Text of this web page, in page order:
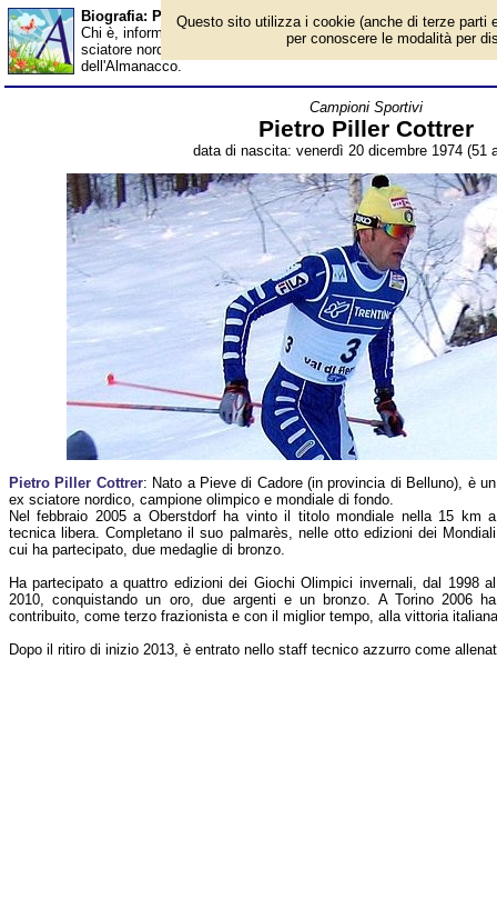
Biografia: Pietro Piller Cottrer - età - Almanacco
Chi è, informazioni, foto, qual è la data di nascita, età, dove è
sciatore nordico italiano, campione olimpico e mondiale di
dell'Almanacco.
Campioni Sportivi
Pietro Piller Cottrer
data di nascita: venerdì 20 dicembre 1974 (51
Pietro Piller Cottrer: Nato a Pieve di Cadore (in provincia di Belluno), è un
ex sciatore nordico, campione olimpico e mondiale di fondo.
Nel febbraio 2005 a Oberstdorf ha vinto il titolo mondiale nella 15 km a
tecnica libera. Completano il suo palmarès, nelle otto edizioni dei Mondiali
cui ha partecipato, due medaglie di bronzo.
Ha partecipato a quattro edizioni dei Giochi Olimpici invernali, dal 1998 al
2010, conquistando un oro, due argenti e un bronzo. A Torino 2006 ha
contribuito, come terzo frazionista e con il miglior tempo, alla vittoria
Dopo il ritiro di inizio 2013, è entrato nello staff tecnico azzurro come
Questo sito utilizza i cookie (anche di terze parti
per conoscere le modalità per